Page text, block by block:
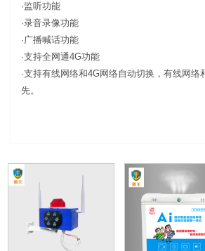
·监听功能
·录音录像功能
·广播喊话功能
·支持全网通4G功能
·支持有线网络和4G网络自动切换，有线网
先。